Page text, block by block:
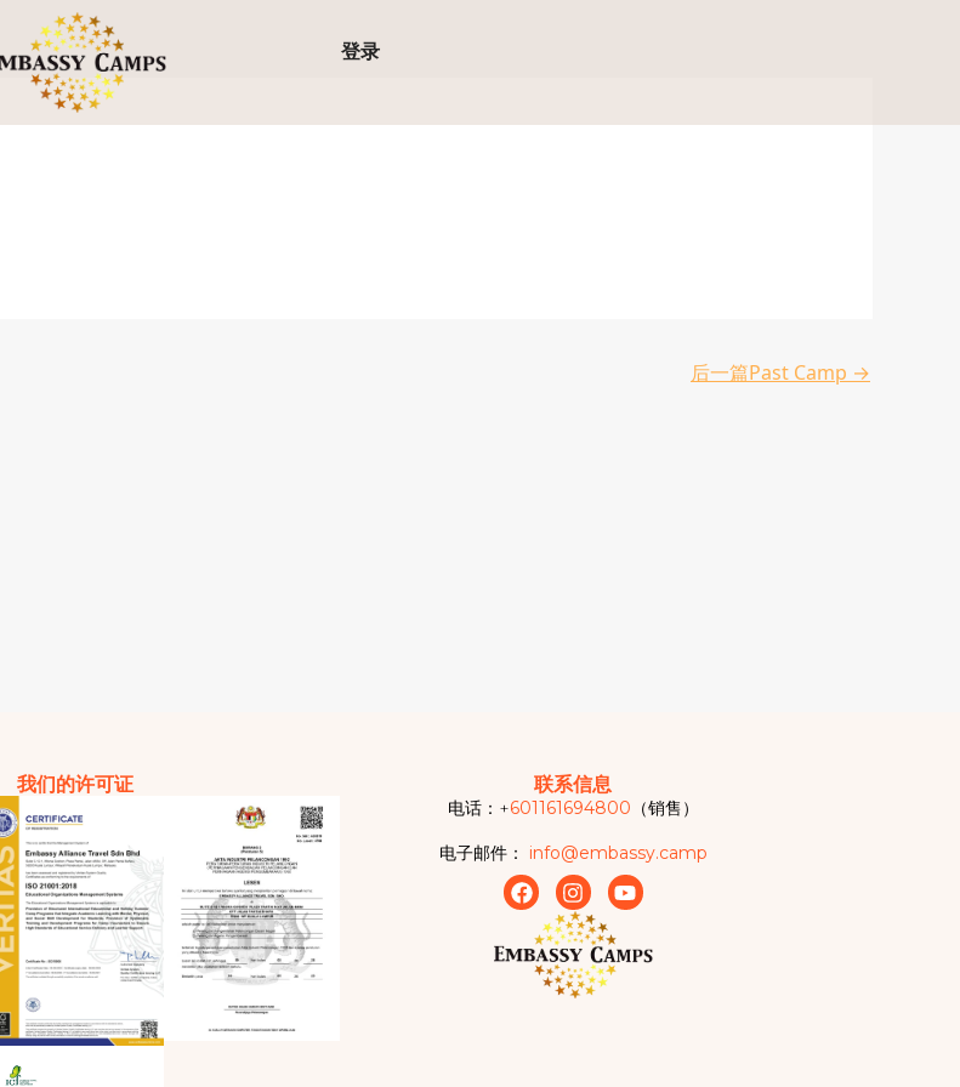
登录
后一篇Past Camp →
我们的许可证 联系信息
电话：+601161694800 （销售）
电子邮件： info@embassy.camp
F
a
e
b
I
n
s
t
a
g
Y
o
t
u